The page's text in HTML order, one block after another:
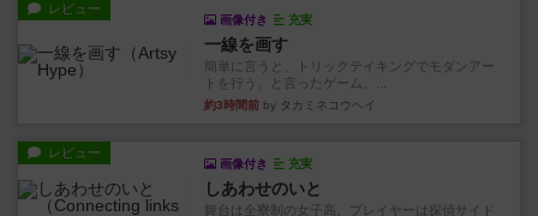
レビュー
画像付き 充実
一線を画す
簡単に言うと、トリックテイキングでモダンアー
トを行う、と言ったゲーム。...
約3時間前 by タカミネコウヘイ
レビュー
画像付き 充実
しあわせのいと
舞台は全寮制の女子高。プレイヤーは探偵サイド